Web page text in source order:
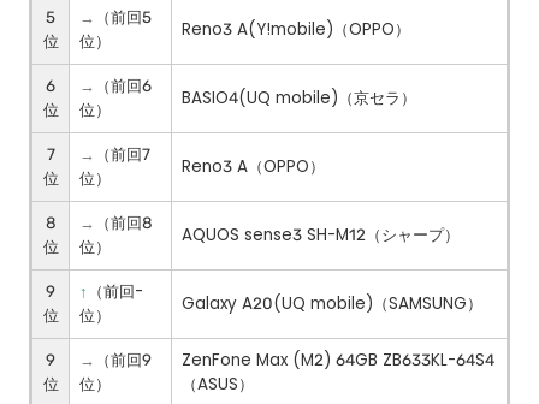
5
位
→
（前回5
位）
Reno3 A(Y!mobile)（OPPO）
6
位
→
（前回6
位）
BASIO4(UQ mobile)（京セラ）
7
位
→
（前回7
位）
Reno3 A（OPPO）
8
位
→
（前回8
位）
AQUOS sense3 SH-M12（シャープ）
9
位
↑
（前回-
位）
Galaxy A20(UQ mobile)（SAMSUNG）
9
位
→
（前回9
位）
ZenFone Max (M2) 64GB ZB633KL-64S4
（ASUS）